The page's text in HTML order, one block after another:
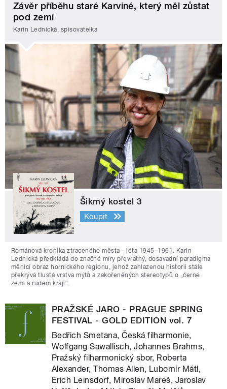
Závěr příběhu staré Karviné, který měl zůstat
pod zemí
Karin Lednická, spisovatelka
Šikmý kostel 3
Koupit
Románová kronika ztraceného města - léta 1945–1961. Karin
Lednická předkládá do značné míry převratný, dosavadní paradigma
měnící obraz hornického regionu, jehož zahlazenou historii stále
překrývá tlustá vrstva mýtů a zakořeněných stereotypů o „černé
zemi a rudém kraji“.
PRAŽSKÉ JARO - PRAGUE SPRING
FESTIVAL - GOLD EDITION vol. 7
Bedřich Smetana, Česká filharmonie,
Wolfgang Sawallisch, Johannes Brahms,
Pražský filharmonický sbor, Roberta
Alexander, Thomas Allen, Lubomír Mátl,
Erich Leinsdorf, Miroslav Mareš, Jaroslav